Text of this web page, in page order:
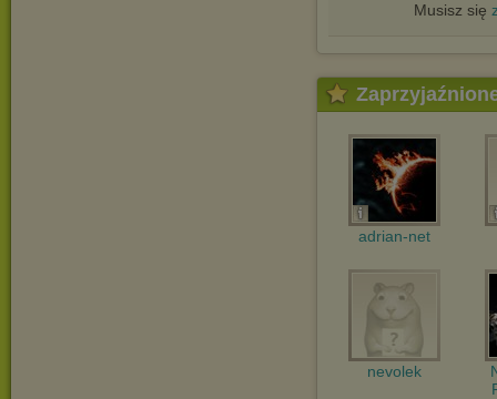
Musisz się
adrian-net
nevolek